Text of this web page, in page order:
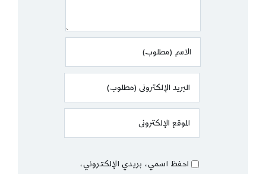
احفظ اسمي، بريدي الإلكتروني،